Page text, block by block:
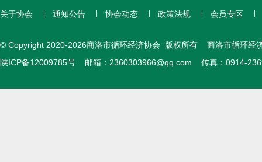
关于协会 通知公告 协会动态 政策法规 会员专区
© Copyright 2020-2026商洛市循环经济协会 版权所有 商洛市循环经
陕ICP备12009785号 邮箱： 2360303966@qq.com 传真：0914-